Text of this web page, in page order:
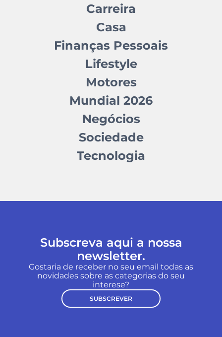
Carreira
Casa
Finanças Pessoais
Lifestyle
Motores
Mundial 2026
Negócios
Sociedade
Tecnologia
Subscreva aqui a nossa
newsletter.
Gostaria de receber no seu email todas as
novidades sobre as categorias do seu
interese?
SUBSCREVER